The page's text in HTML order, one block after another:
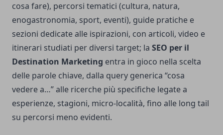
cosa fare), percorsi tematici (cultura, natura,
enogastronomia, sport, eventi), guide pratiche e
sezioni dedicate alle ispirazioni, con articoli, video e
itinerari studiati per diversi target; la SEO per il
Destination Marketing entra in gioco nella scelta
delle parole chiave, dalla query generica “cosa
vedere a…” alle ricerche più specifiche legate a
esperienze, stagioni, micro-località, fino alle long tail
su percorsi meno evidenti.